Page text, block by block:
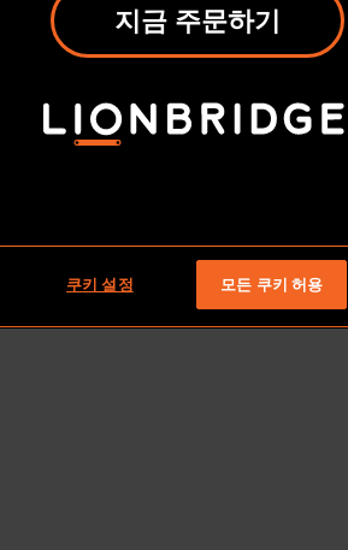
지금 주문하기
쿠키 설정 모든 쿠키 허용